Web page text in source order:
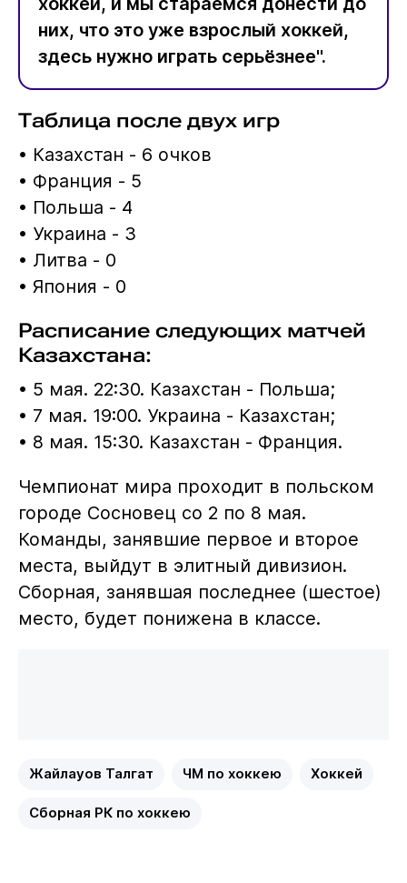
них, что это уже взрослый хоккей,
здесь нужно играть серьёзнее".
Таблица после двух игр
• Казахстан - 6 очков
• Франция - 5
• Польша - 4
• Украина - 3
• Литва - 0
• Япония - 0
Расписание следующих матчей
Казахстана:
• 5 мая. 22:30. Казахстан - Польша;
• 7 мая. 19:00. Украина - Казахстан;
• 8 мая. 15:30. Казахстан - Франция.
Чемпионат мира проходит в польском
городе Сосновец со 2 по 8 мая.
Команды, занявшие первое и второе
места, выйдут в элитный дивизион.
Сборная, занявшая последнее (шестое)
место, будет понижена в классе.
Жайлауов Талгат ЧМ по хоккею Хоккей
Сборная РК по хоккею